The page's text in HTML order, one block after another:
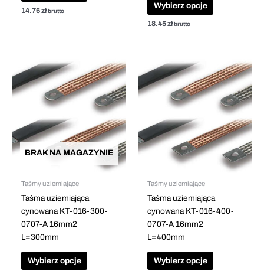
14.76złbrutto
Wybierz opcje
18.45złbrutto
BRAK NA MAGAZYNIE
Taśmy uziemiające
Taśma uziemiająca
cynowana KT-016-300-
0707-A 16mm2
L=300mm
Wybierz opcje
produkt
ma
wiele
wariantów.
Opcje
można
wybrać
Taśmy uziemiające
Taśma uziemiająca
cynowana KT-016-400-
0707-A 16mm2
L=400mm
Wybierz opcje
produkt
ma
wiele
wariantów.
Opcje
można
wybrać